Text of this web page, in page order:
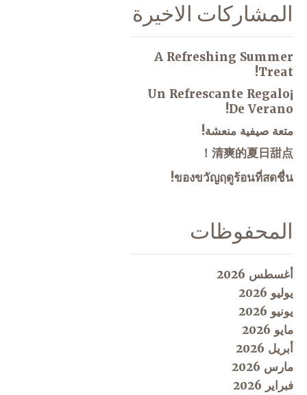
المشاركات الاخيرة
A Refreshing Summer
Treat!
¡Un Refrescante Regalo
De Verano!
متعة صيفية منعشة!
清爽的夏日甜点！
ของขวัญฤดูร้อนที่สดชื่น!
المحفوظات
أغسطس 2026
يوليو 2026
يونيو 2026
مايو 2026
أبريل 2026
مارس 2026
فبراير 2026